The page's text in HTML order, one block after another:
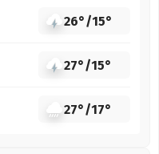
26°/15°
27°/15°
27°/17°